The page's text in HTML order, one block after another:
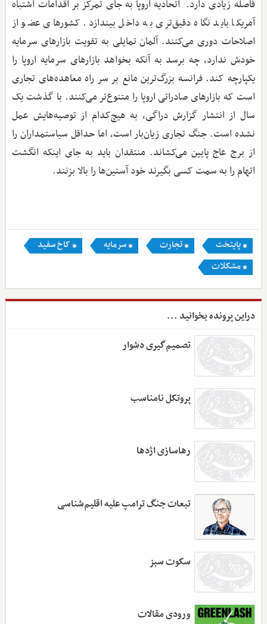
فاصله زیادی دارد. اتحادیه اروپا به جای تمرکز بر اقدامات اشتباه
آمریکا باید نگاه دقیق‌تری به داخل بیندازد. کشورهای عضو از
اصلاحات دوری می‌کنند. آلمان تمایلی به تقویت بازارهای سرمایه
خودش ندارد، چه برسد به آنکه بخواهد بازارهای سرمایه اروپا را
یکپارچه کند. فرانسه بزرگ‌ترین مانع بر سر راه معاهده‌های تجاری
است که بازارهای صادراتی اروپا را متنوع‌تر می‌کنند. با گذشت یک
سال از انتشار گزارش دراگی، به هیچ‌کدام از توصیه‌هایش عمل
نشده است. جنگ تجاری زیان‌بار است، اما حداقل سیاستمداران را
از برج عاج پایین می‌کشاند. منتقدان باید به جای اینکه انگشت
اتهام را به سمت کسی بگیرند خود آستین‌ها را بالا بزنند.
پایتخت تجارت سرمایه
کاخ سفید
مشکلات
دراین پرونده بخوانید ...
تصمیم‌گیری دشوار
پروتکل نامناسب
رهاسازی اژدها
تبعات جنگ ترامپ علیه اقلیم‌شناسی
سکوت سبز
ورودی مقالات